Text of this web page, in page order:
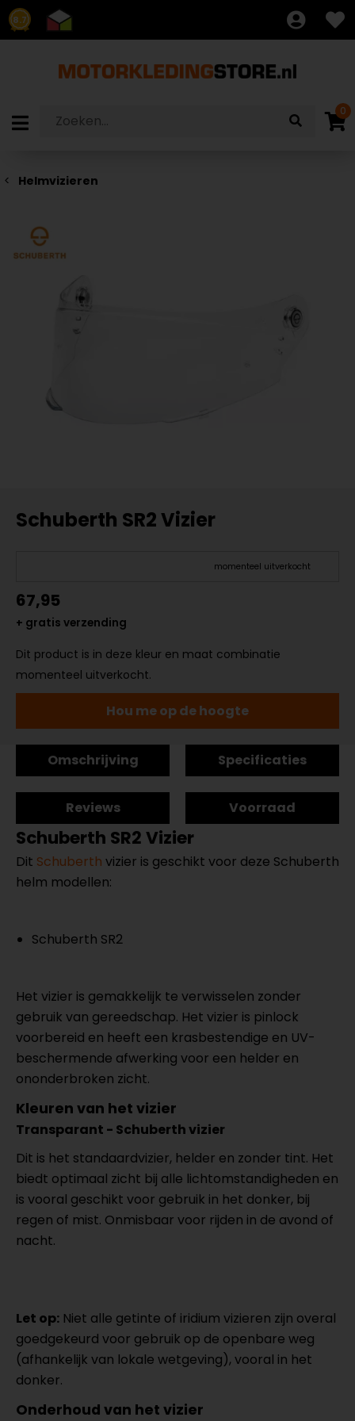
8.7
0
Helmvizieren
Schuberth SR2 Vizier
momenteel uitverkocht
67,95
+ gratis verzending
Dit product is in deze kleur en maat combinatie
momenteel uitverkocht.
Hou me op de hoogte
Omschrijving Specificaties
Reviews Voorraad
Schuberth SR2 Vizier
Dit Schuberth vizier is geschikt voor deze Schuberth
helm modellen:
Schuberth SR2
Het vizier is gemakkelijk te verwisselen zonder
gebruik van gereedschap. Het vizier is pinlock
voorbereid en heeft een krasbestendige en UV-
beschermende afwerking voor een helder en
ononderbroken zicht.
Kleuren van het vizier
Transparant - Schuberth vizier
Dit is het standaardvizier, helder en zonder tint. Het
biedt optimaal zicht bij alle lichtomstandigheden en
is vooral geschikt voor gebruik in het donker, bij
regen of mist. Onmisbaar voor rijden in de avond of
nacht.
Let op: Niet alle getinte of iridium vizieren zijn overal
goedgekeurd voor gebruik op de openbare weg
(afhankelijk van lokale wetgeving), vooral in het
donker.
Onderhoud van het vizier